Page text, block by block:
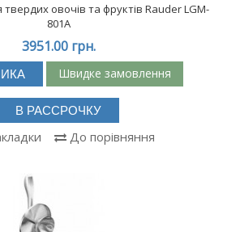
овочів та фруктів Rauder LGM-
801A
3951.00 грн.
Швидке замовлення
В РАССРОЧКУ
До порівняння